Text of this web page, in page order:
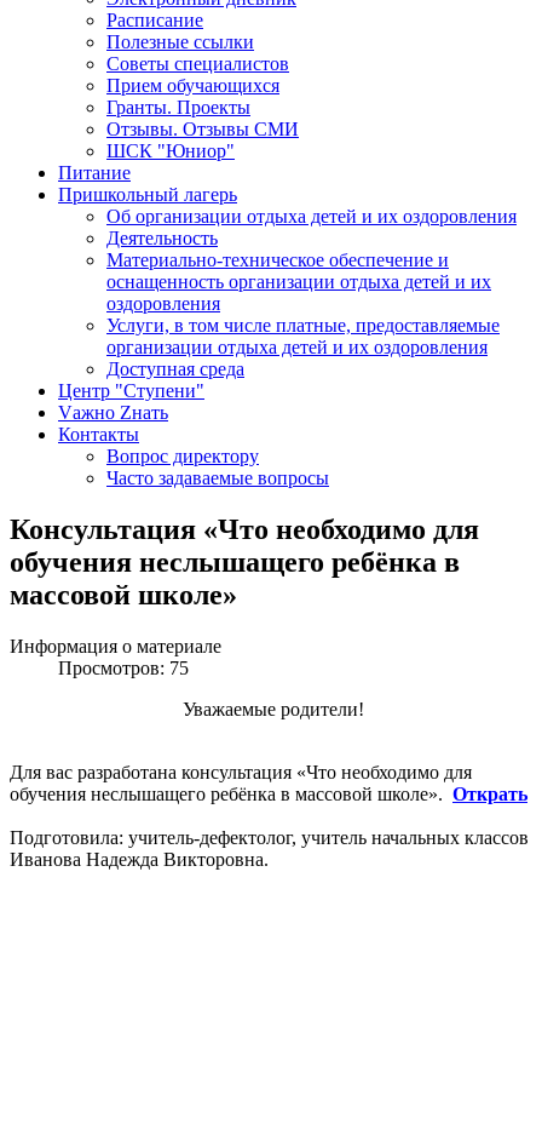
Расписание
Полезные ссылки
Советы специалистов
Прием обучающихся
Гранты. Проекты
Отзывы. Отзывы СМИ
ШСК "Юниор"
Питание
Пришкольный лагерь
Об организации отдыха детей и их оздоровления
Деятельность
Материально-техническое обеспечение и
оснащенность организации отдыха детей и их
оздоровления
Услуги, в том числе платные, предоставляемые
организации отдыха детей и их оздоровления
Доступная среда
Центр "Ступени"
Vажно Zнать
Контакты
Вопрос директору
Часто задаваемые вопросы
Консультация «Что необходимо для
обучения неслышащего ребёнка в
массовой школе»
Информация о материале
Просмотров: 75
Уважаемые родители!
Для вас разработана консультация «Что необходимо для
обучения неслышащего ребёнка в массовой школе». Открать
Подготовила: учитель-дефектолог, учитель начальных классов
Иванова Надежда Викторовна.